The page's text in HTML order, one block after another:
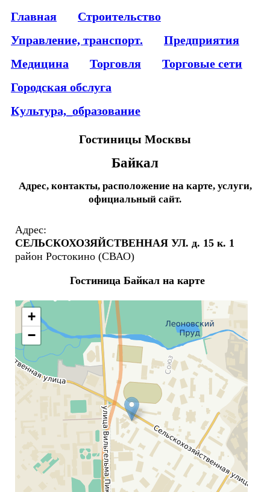
Главная
Строительство
Управление, транспорт.
Предприятия
Медицина
Торговля
Торговые сети
Городская обслуга
Культура,_образование
Гостиницы Москвы
Байкал
Адрес, контакты, расположение на карте, услуги,
официальный сайт.
Адрес:
СЕЛЬСКОХОЗЯЙСТВЕННАЯ УЛ. д. 15 к. 1
район Ростокино (СВАО)
Гостиница Байкал на карте
+
−